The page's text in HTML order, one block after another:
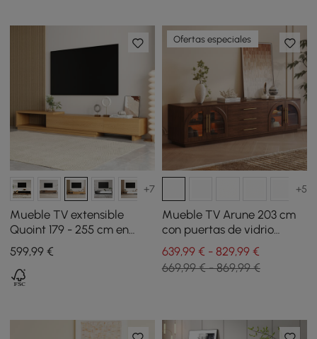
+7
Mueble TV extensible
Quoint 179 - 255 cm en
madera con 3 cajones -
natural
599,99 €
Ofertas especiales
+5
Mueble TV Arune 203 cm
con puertas de vidrio
arqueadas, almacenaje y
luz LED - nogal
639,99 € - 829,99 €
669,99 € - 869,99 €